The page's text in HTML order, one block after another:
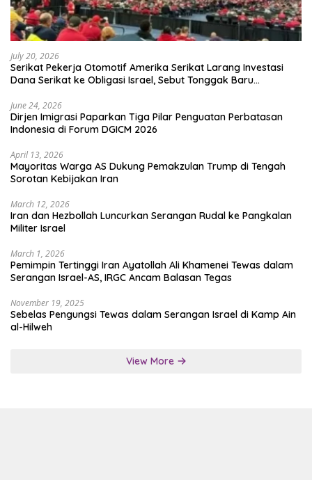
July 20, 2026
Serikat Pekerja Otomotif Amerika Serikat Larang Investasi
Dana Serikat ke Obligasi Israel, Sebut Tonggak Baru
June 24, 2026
Dirjen Imigrasi Paparkan Tiga Pilar Penguatan Perbatasan
Indonesia di Forum DGICM 2026
April 13, 2026
Mayoritas Warga AS Dukung Pemakzulan Trump di Tengah
Sorotan Kebijakan Iran
March 12, 2026
Iran dan Hezbollah Luncurkan Serangan Rudal ke Pangkalan
Militer Israel
March 1, 2026
Pemimpin Tertinggi Iran Ayatollah Ali Khamenei Tewas dalam
Serangan Israel-AS, IRGC Ancam Balasan Tegas
November 19, 2025
Sebelas Pengungsi Tewas dalam Serangan Israel di Kamp Ain
al-Hilweh
View More